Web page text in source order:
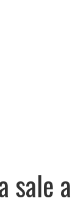
sale a